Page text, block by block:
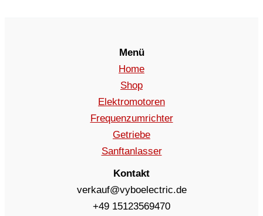
Menü
Home
Shop
Elektromotoren
Frequenzumrichter
Getriebe
Sanftanlasser
Kontakt
verkauf@vyboelectric.de
+49 15123569470